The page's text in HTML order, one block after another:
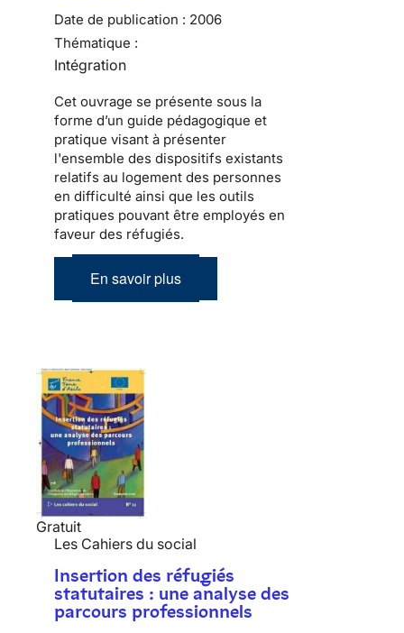
Date de publication : 2006
Thématique :
Intégration
Cet ouvrage se présente sous la
forme d’un guide pédagogique et
pratique visant à présenter
l'ensemble des dispositifs existants
relatifs au logement des personnes
en difficulté ainsi que les outils
pratiques pouvant être employés en
faveur des réfugiés.
En savoir plus
Gratuit
Les Cahiers du social
Insertion des réfugiés
statutaires : une analyse des
parcours professionnels